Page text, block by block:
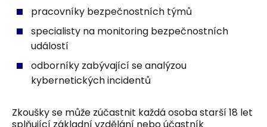
pracovníky bezpečnostních týmů
specialisty na monitoring bezpečnostních
událostí
odborníky zabývající se analýzou
kybernetických incidentů
Zkoušky se může zúčastnit každá osoba starší 18 let